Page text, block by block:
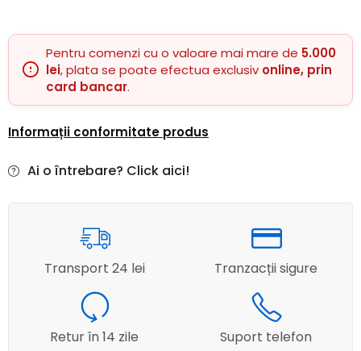
Pentru comenzi cu o valoare mai mare de 5.000
lei, plata se poate efectua exclusiv online, prin
card bancar.
Informații conformitate produs
Ai o întrebare? Click aici!
Transport 24 lei Tranzacții sigure
Retur în 14 zile Suport telefon